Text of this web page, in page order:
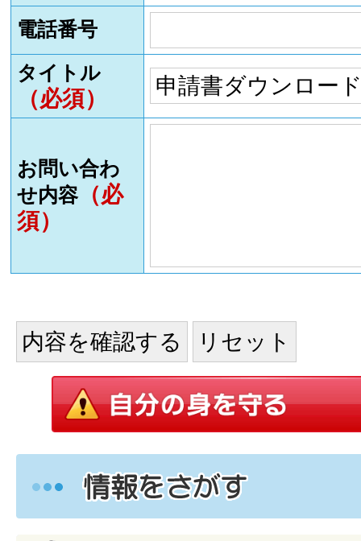
電話番号
タイトル
（必須）
お問い合わ
せ内容（必
須）